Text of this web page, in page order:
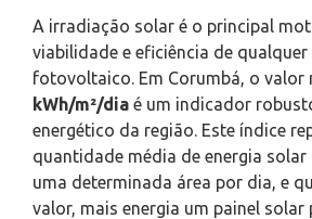
A irradiação solar é o principal
viabilidade e eficiência de qualquer
fotovoltaico. Em Corumbá, o valor
kWh/m²/dia é um indicador
energético da região. Este índice
quantidade média de energia solar
uma determinada área por dia, e
valor, mais energia um painel solar